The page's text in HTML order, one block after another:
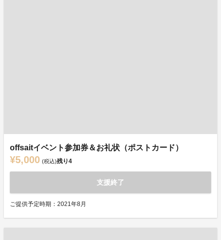
offsaitイベント参加券＆お礼状（ポストカード）
¥5,000 (税込)残り4
支援終了
ご提供予定時期：2021年8月